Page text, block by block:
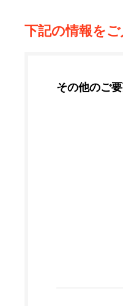
下記の情報を
その他のご